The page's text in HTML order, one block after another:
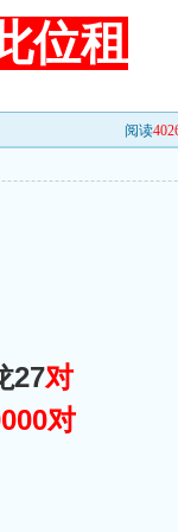
位租
阅读
27对
对